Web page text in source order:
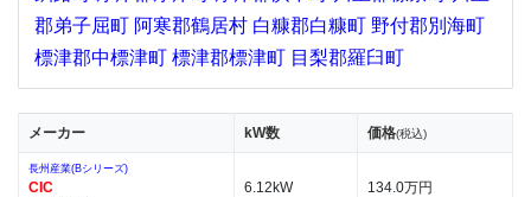
郡弟子屈町 阿寒郡鶴居村 白糠郡白糠町 野付郡別海町
標津郡中標津町 標津郡標津町 目梨郡羅臼町
メーカー kW数 価格(税込)
長州産業(Bシリーズ)
CIC 6.12kW 134.0万円